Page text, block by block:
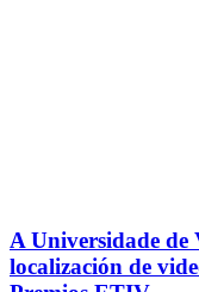
A Universidade de
localización de